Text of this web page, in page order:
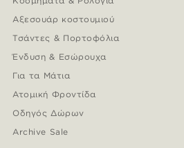
Αξεσουάρ κοστουμιού
Τσάντες & Πορτοφόλια
Ένδυση & Εσώρουχα
Για τα Μάτια
Ατομική Φροντίδα
Οδηγός Δώρων
Archive Sale